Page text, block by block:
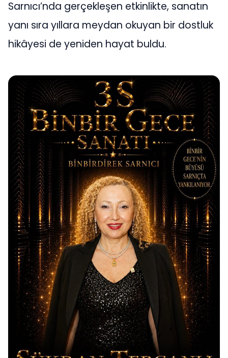
Sarnıcı’nda gerçekleşen etkinlikte, sanatın
yanı sıra yıllara meydan okuyan bir dostluk
hikâyesi de yeniden hayat buldu.